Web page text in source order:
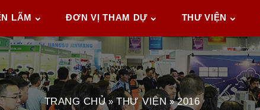
LÃM ĐƠN VỊ THAM DỰ THƯ VIỆN
TRANG CHỦ »THƯ VIỆN »2016